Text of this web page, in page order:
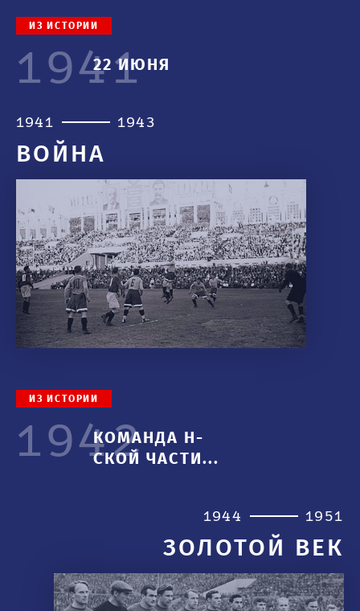
1970-е
ИЗ ИСТОРИИ
1941
22 ИЮНЯ
1941 1943
ВОЙНА
ИЗ ИСТОРИИ
1942КОМАНДА Н-
СКОЙ ЧАСТИ...
1944 1951
ЗОЛОТОЙ ВЕК